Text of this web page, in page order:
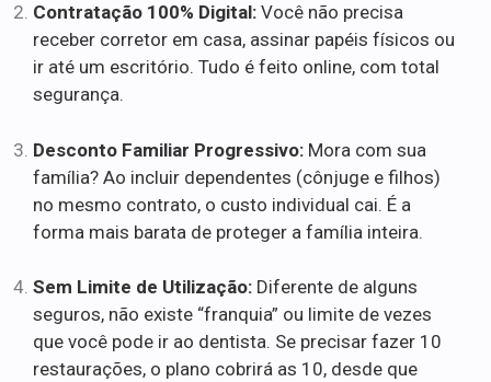
Contratação 100% Digital: Você não precisa
receber corretor em casa, assinar papéis físicos ou
ir até um escritório. Tudo é feito online, com total
segurança.
Desconto Familiar Progressivo: Mora com sua
família? Ao incluir dependentes (cônjuge e filhos)
no mesmo contrato, o custo individual cai. É a
forma mais barata de proteger a família inteira.
Sem Limite de Utilização: Diferente de alguns
seguros, não existe “franquia” ou limite de vezes
que você pode ir ao dentista. Se precisar fazer 10
restaurações, o plano cobrirá as 10, desde que